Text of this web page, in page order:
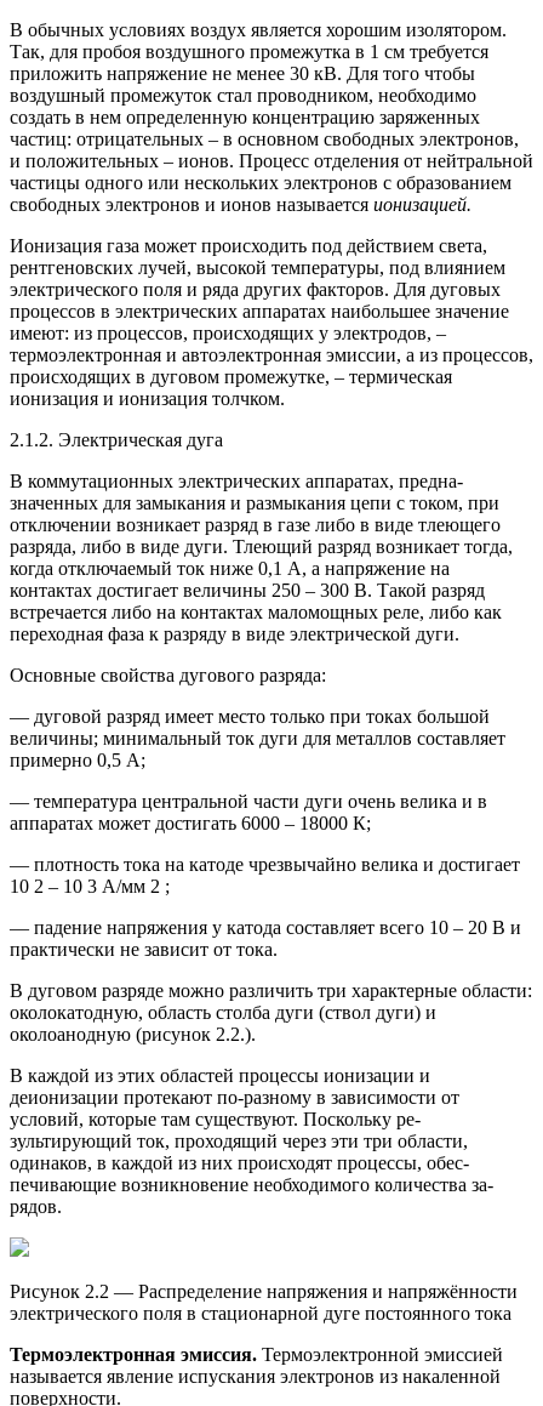
В обычных условиях воздух является хорошим изолятором.
Так, для пробоя воздушного промежутка в 1 см требуется
приложить напряжение не менее 30 кВ. Для того чтобы
воздушный промежуток стал проводником, необходимо
создать в нем определенную концентрацию заряженных
частиц: отрицатель­ных – в основном свободных электронов,
и положительных – ионов. Процесс отделения от нейтральной
частицы одного или нескольких электронов с обра­зованием
свободных электронов и ионов называется ионизацией.
Ионизация газа может происходить под действием света,
рентгеновских лучей, высокой температуры, под влиянием
электрического поля и ряда дру­гих факторов. Для дуговых
процессов в электрических аппаратах наибольшее значение
имеют: из процессов, происходящих у электродов, –
термоэлектрон­ная и автоэлектронная эмиссии, а из процессов,
происходящих в дуговом промежутке, – термическая
ионизация и ионизация толчком.
2.1.2. Электрическая дуга
В коммутационных электрических аппаратах, предна­
значенных для замыкания и размыкания цепи с током, при
отключении возникает разряд в газе либо в виде тлеющего
разряда, либо в виде дуги. Тлеющий разряд возникает тогда,
когда отключаемый ток ниже 0,1 А, а напряжение на
контактах достигает величины 250 – 300 В. Такой разряд
встречается либо на контактах ма­ломощных реле, либо как
переходная фаза к разряду в виде электрической дуги.
Основные свойства дугового разряда:
— дуговой разряд имеет место только при токах большой
величины; минимальный ток дуги для металлов со­ставляет
примерно 0,5 А;
— температура центральной части дуги очень вели­ка и в
аппаратах может достигать 6000 – 18000 К;
— плотность тока на катоде чрезвычайно велика и достигает
10 2 – 10 3 А/мм 2 ;
— падение напряжения у катода составляет всего 10 – 20 В и
практически не зависит от тока.
В дуговом разряде можно различить три характер­ные области:
околокатодную, область столба дуги (ствол дуги) и
околоанодную (рисунок 2.2.).
В каждой из этих областей процессы ионизации и
деионизации протекают по-разному в зависимо­сти от
условий, которые там существуют. Поскольку ре­
зультирующий ток, проходящий через эти три области,
одинаков, в каждой из них происходят процессы, обес­
печивающие возникновение необходимого количества за­
рядов.
Рисунок 2.2 — Распределение напряжения и напряжённости
электрического поля в стационарной дуге постоянного тока
Термоэлектронная эмиссия. Термоэлектронной эмиссией
называется явление испускания электронов из накаленной
поверхности.